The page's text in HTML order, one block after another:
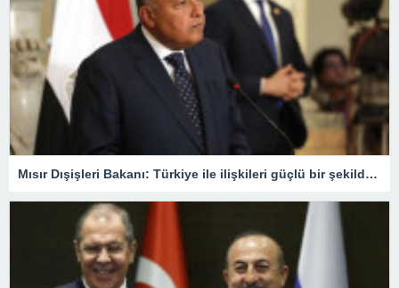
Mısır Dışişleri Bakanı: Türkiye ile ilişkileri güçlü bir şekilde yeniden kuracağımızdan eminiz